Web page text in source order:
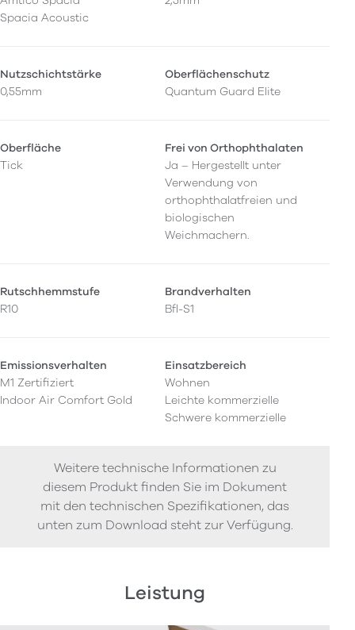
Spacia Acoustic
Nutzschichtstärke
0,55mm
Oberflächenschutz
Quantum Guard Elite
Oberfläche
Tick
Frei von Orthophthalaten
Ja – Hergestellt unter
Verwendung von
orthophthalatfreien und
biologischen
Weichmachern.
Rutschhemmstufe
R10
Brandverhalten
Bfl-S1
Emissionsverhalten
M1 Zertifiziert
Indoor Air Comfort Gold
Einsatzbereich
Wohnen
Leichte kommerzielle
Schwere kommerzielle
Weitere technische Informationen zu
diesem Produkt finden Sie im Dokument
mit den technischen Spezifikationen, das
unten zum Download steht zur Verfügung.
Leistung